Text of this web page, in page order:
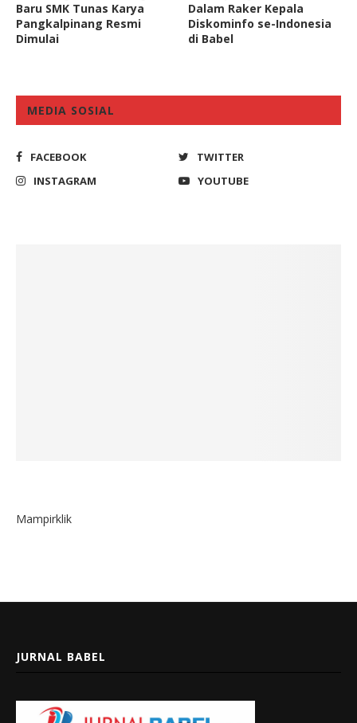
Baru SMK Tunas Karya
Pangkalpinang Resmi
Dimulai
Dalam Raker Kepala
Diskominfo se-Indonesia
di Babel
MEDIA SOSIAL
FACEBOOK
TWITTER
INSTAGRAM
YOUTUBE
Mampirklik
JURNAL BABEL